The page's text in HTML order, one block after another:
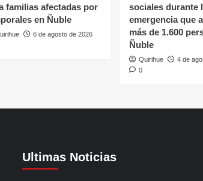
familias afectadas por
en Ñuble
6 de agosto de 2026
sociales durante
emergencia que
más de 1.600
Ñuble
Quirihue
4 de
0
Ultimas Noticias